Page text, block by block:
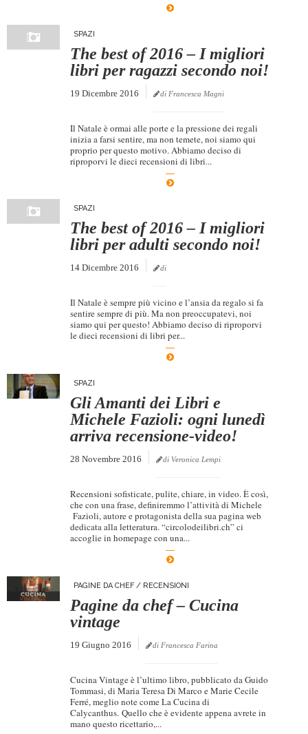
Tabù Festival 2014
A Tutto Volume
SPAZI
The best of 2016 – I migliori
libri per ragazzi secondo noi!
19 Dicembre 2016 di Francesca Magni
Il Natale è ormai alle porte e la pressione dei regali
inizia a farsi sentire, ma non temete, noi siamo qui
proprio per questo motivo. Abbiamo deciso di
riproporvi le dieci recensioni di libri...
SPAZI
The best of 2016 – I migliori
libri per adulti secondo noi!
14 Dicembre 2016 di
Il Natale è sempre più vicino e l’ansia da regalo si fa
sentire sempre di più. Ma non preoccupatevi, noi
siamo qui per questo! Abbiamo deciso di riproporvi
le dieci recensioni di libri per...
SPAZI
Gli Amanti dei Libri e
Michele Fazioli: ogni lunedì
arriva recensione-video!
28 Novembre 2016 di Veronica Lempi
Recensioni sofisticate, pulite, chiare, in video. È così,
che con una frase, definiremmo l’attività di Michele
Fazioli, autore e protagonista della sua pagina web
dedicata alla letteratura. “circolodeilibri.ch” ci
accoglie in homepage con una...
PAGINE DA CHEF/ RECENSIONI
Pagine da chef – Cucina
vintage
19 Giugno 2016 di Francesca Farina
Cucina Vintage è l’ultimo libro, pubblicato da Guido
Tommasi, di Maria Teresa Di Marco e Marie Cecile
Ferré, meglio note come La Cucina di
Calycanthus. Quello che è evidente appena avrete in
mano questo ricettario,...